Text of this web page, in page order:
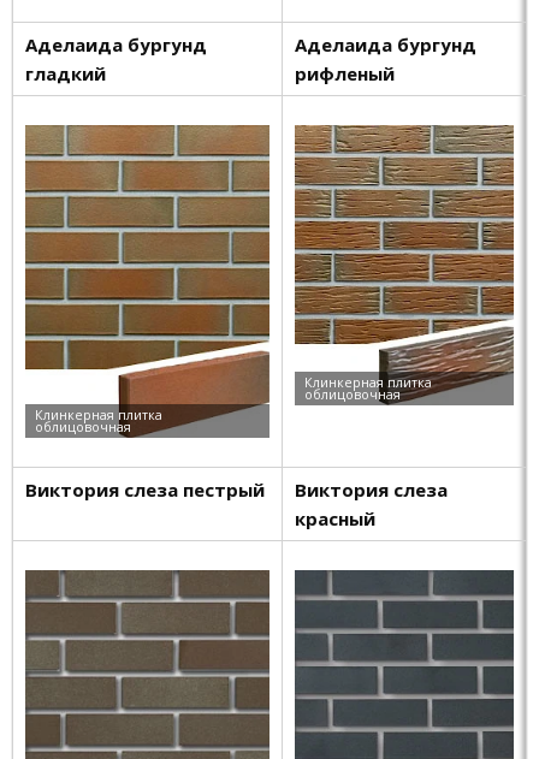
Аделаида бургунд
гладкий
Аделаида бургунд
рифленый
Виктория слеза пестрый
Виктория слеза
красный